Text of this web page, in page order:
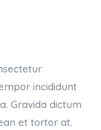
incididunt
Gravida dictum
et tortor at.